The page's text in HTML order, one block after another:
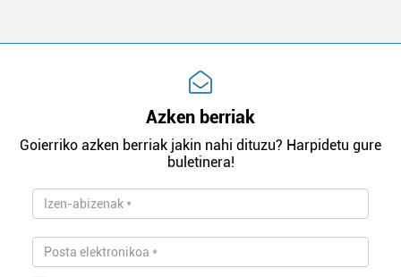
Azken berriak
Goierriko azken berriak jakin nahi dituzu? Harpidetu gure
buletinera!